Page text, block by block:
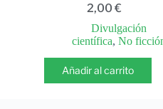
2,00€
Divulgación
científica, No
Añadir al carrito